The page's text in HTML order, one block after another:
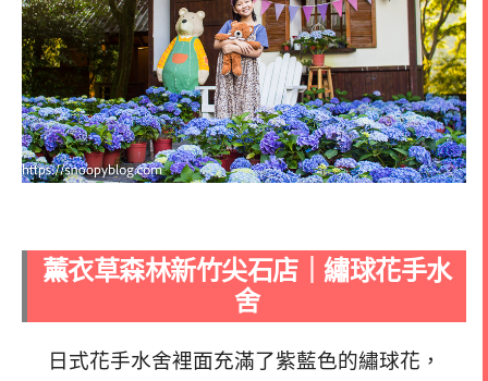
薰衣草森林新竹尖石店｜繡球花手水
舍
日式花手水舍裡面充滿了紫藍色的繡球花，